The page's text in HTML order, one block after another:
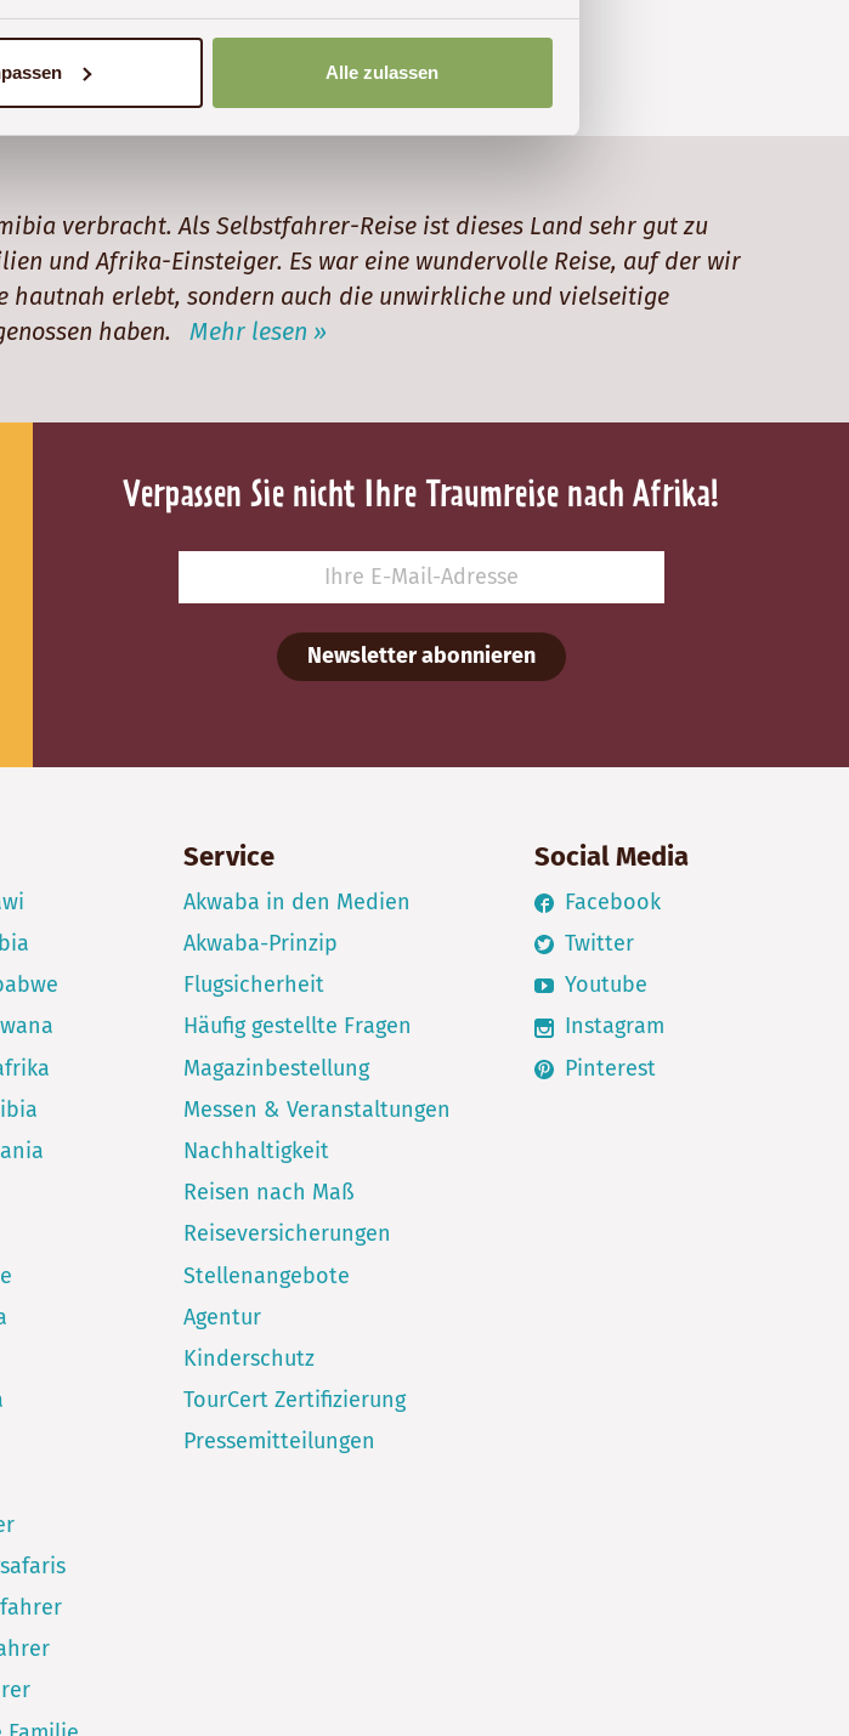
Alle zulassen
verbracht. Als Selbstfahrer-Reise ist dieses Land sehr gut zu
und Afrika-Einsteiger. Es war eine wundervolle Reise, auf der wir
hautnah erlebt, sondern auch die unwirkliche und vielseitige
haben. Mehr lesen »
Verpassen Sie nicht Ihre Traumreise nach Afrika!
Newsletter abonnieren
Service
Akwaba in den Medien
Akwaba-Prinzip
Flugsicherheit
Häufig gestellte Fragen
Magazinbestellung
Messen & Veranstaltungen
Nachhaltigkeit
Reisen nach Maß
Reiseversicherungen
Stellenangebote
Agentur
Kinderschutz
TourCert Zertifizierung
Pressemitteilungen
Social Media
Facebook
Twitter
Youtube
Instagram
Pinterest